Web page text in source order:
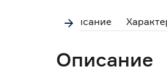
Описание
Описание